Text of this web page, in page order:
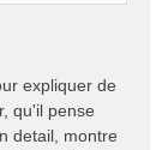
expliquer de
qu'il pense
detail, montre